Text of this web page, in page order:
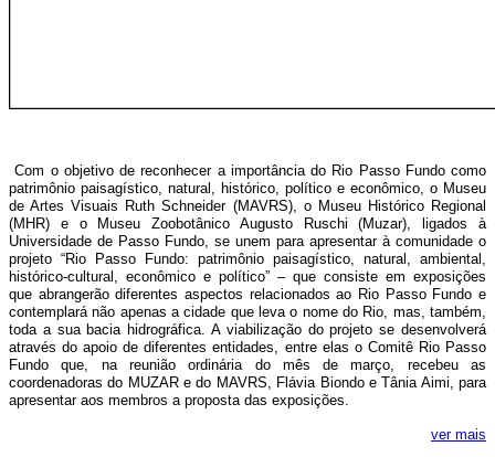
Com o objetivo de reconhecer a importância do Rio Passo Fundo como
patrimônio paisagístico, natural, histórico, político e econômico, o Museu
de Artes Visuais Ruth Schneider (MAVRS), o Museu Histórico Regional
(MHR) e o Museu Zoobotânico Augusto Ruschi (Muzar), ligados à
Universidade de Passo Fundo, se unem para apresentar à comunidade o
projeto “Rio Passo Fundo: patrimônio paisagístico, natural, ambiental,
histórico-cultural, econômico e político” – que consiste em exposições
que abrangerão diferentes aspectos relacionados ao Rio Passo Fundo e
contemplará não apenas a cidade que leva o nome do Rio, mas, também,
toda a sua bacia hidrográfica. A viabilização do projeto se desenvolverá
através do apoio de diferentes entidades, entre elas o Comitê Rio Passo
Fundo que, na reunião ordinária do mês de março, recebeu as
coordenadoras do MUZAR e do MAVRS, Flávia Biondo e Tânia Aimi, para
apresentar aos membros a proposta das exposições.
ver mais